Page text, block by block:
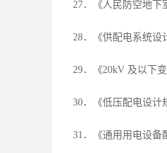
27．《人民防空地下
28．《供配电系统设
29．《20kV 及以下
30．《低压配电设计
31．《通用用电设备